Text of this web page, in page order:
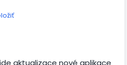
aktualizace nové aplikace